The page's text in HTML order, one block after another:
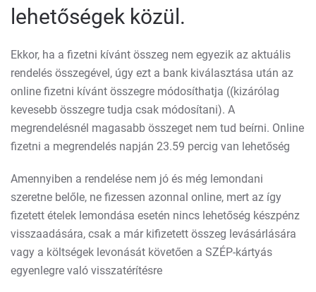
lehetőségek közül.
Ekkor, ha a fizetni kívánt összeg nem egyezik az aktuális
rendelés összegével, úgy ezt a bank kiválasztása után az
online fizetni kívánt összegre módosíthatja ((kizárólag
kevesebb összegre tudja csak módosítani). A
megrendelésnél magasabb összeget nem tud beírni. Online
fizetni a megrendelés napján 23.59 percig van lehetőség
Amennyiben a rendelése nem jó és még lemondani
szeretne belőle, ne fizessen azonnal online, mert az így
fizetett ételek lemondása esetén nincs lehetőség készpénz
visszaadására, csak a már kifizetett összeg levásárlására
vagy a költségek levonását követően a SZÉP-kártyás
egyenlegre való visszatérítésre